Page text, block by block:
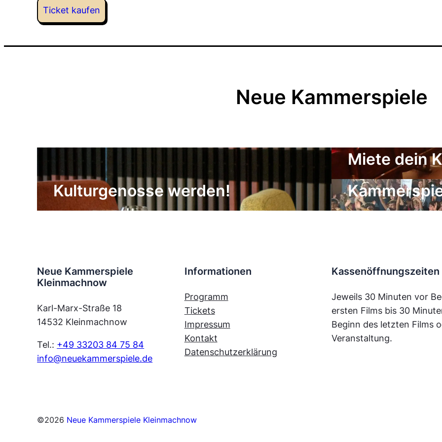
Ticket kaufen
Neue Kammerspiele
Kulturgenosse werden!
Miete dein
Der
Neue Kammerspiele
Kleinmachnow
Karl-Marx-Straße 18
14532 Kleinmachnow
Tel.: +49 33203 84 75 84
info@neuekammerspiele.de
Informationen
Programm
Tickets
Impressum
Kontakt
Datenschutzerklärung
Kassenöffnungszeiten
Jeweils 30 Minuten vor
ersten Films bis 30
Beginn des letzten Films
Veranstaltung.
©2026 Neue Kammerspiele Kleinmachnow